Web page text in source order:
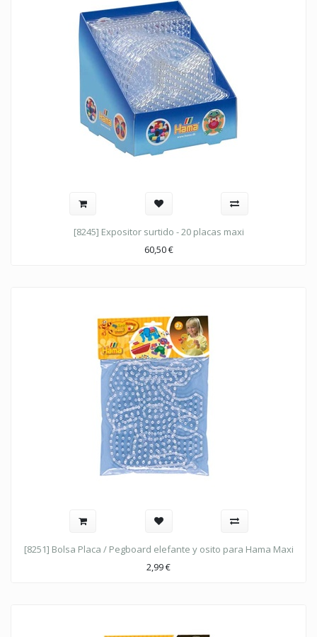
[8245] Expositor surtido - 20 placas maxi
60,50€
[8251] Bolsa Placa / Pegboard elefante y osito para Hama Maxi
2,99€